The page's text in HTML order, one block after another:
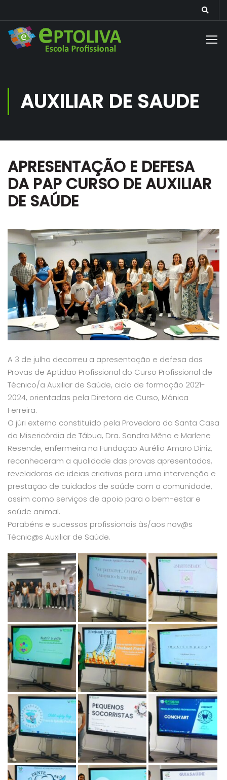
AUXILIAR DE SAUDE
APRESENTAÇÃO E DEFESA
DA PAP CURSO DE AUXILIAR
DE SAÚDE
A 3 de julho decorreu a apresentação e defesa das
Provas de Aptidão Profissional do Curso Profissional de
Técnico/a Auxiliar de Saúde, ciclo de formação 2021-
2024, orientadas pela Diretora de Curso, Mónica
Ferreira.
O júri externo constituído pela Provedora da Santa Casa
da Misericórdia de Tábua, Dra. Sandra Mêna e Marlene
Resende, enfermeira na Fundação Aurélio Amaro Diniz,
reconheceram a qualidade das provas apresentadas,
reveladoras de ideias criativas para uma intervenção e
prestação de cuidados de saúde com a comunidade,
assim como serviços de apoio para o bem-estar e
saúde animal.
Parabéns e sucessos profissionais às/aos nov@s
Técnic@s Auxiliar de Saúde.